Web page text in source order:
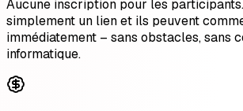
Aucune inscription pour les
simplement un lien et ils peuvent
immédiatement – sans obstacles, sans
informatique.